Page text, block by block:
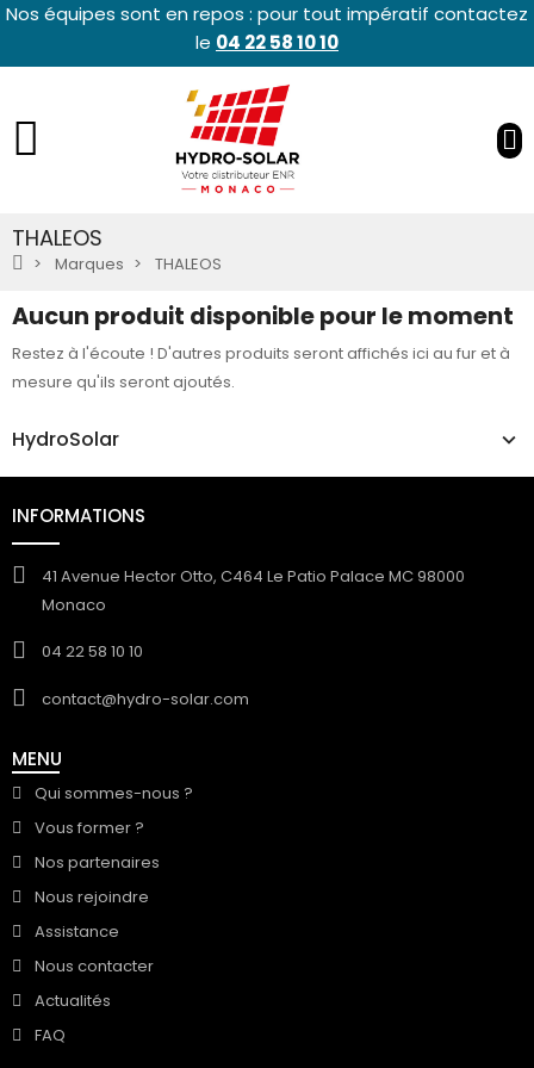
Nos équipes sont en repos : pour tout impératif contactez
le 04 22 58 10 10
THALEOS
Marques THALEOS
HydroSolar
Aucun produit disponible pour le moment
Restez à l'écoute ! D'autres produits seront affichés ici au fur et à
mesure qu'ils seront ajoutés.
INFORMATIONS
41 Avenue Hector Otto, C464 Le Patio Palace MC 98000
Monaco
04 22 58 10 10
contact@hydro-solar.com
MENU
Qui sommes-nous ?
Vous former ?
Nos partenaires
Nous rejoindre
Assistance
Nous contacter
Actualités
FAQ